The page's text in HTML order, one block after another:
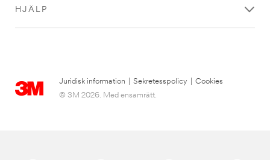
HJÄLP
Juridisk information Sekretesspolicy
Cookies
© 3M 2026. Med ensamrätt.